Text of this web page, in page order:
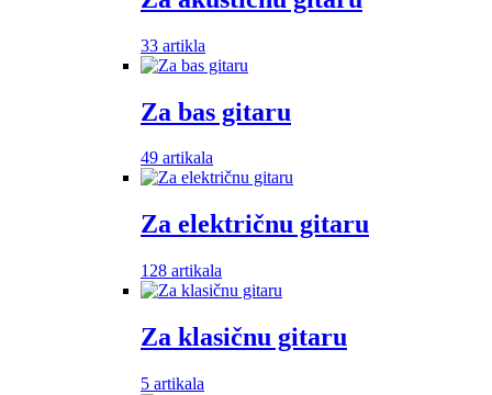
33 artikla
Za bas gitaru
49 artikala
Za električnu gitaru
128 artikala
Za klasičnu gitaru
5 artikala